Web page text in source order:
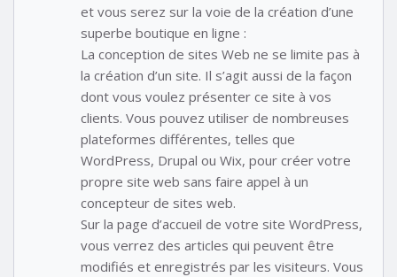
et vous serez sur la voie de la création d’une
superbe boutique en ligne :
La conception de sites Web ne se limite pas à
la création d’un site. Il s’agit aussi de la façon
dont vous voulez présenter ce site à vos
clients. Vous pouvez utiliser de nombreuses
plateformes différentes, telles que
WordPress, Drupal ou Wix, pour créer votre
propre site web sans faire appel à un
concepteur de sites web.
Sur la page d’accueil de votre site WordPress,
vous verrez des articles qui peuvent être
modifiés et enregistrés par les visiteurs. Vous